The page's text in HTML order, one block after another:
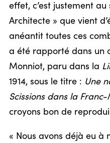
effet, c’est justement
Architecte » que vient
anéantit toutes ces
a été rapporté dans un
Monniot, paru dans la
1914, sous le titre : Une
Scissions dans la
croyons bon de
« Nous avons déjà eu à